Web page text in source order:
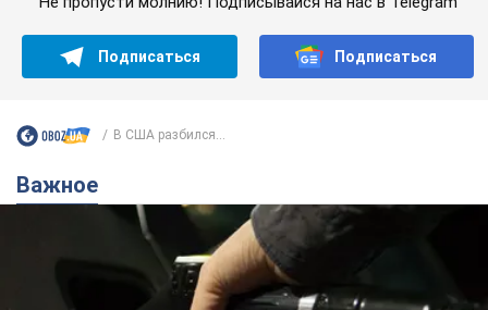
Подписаться Подписаться
В США разбился...
Важное